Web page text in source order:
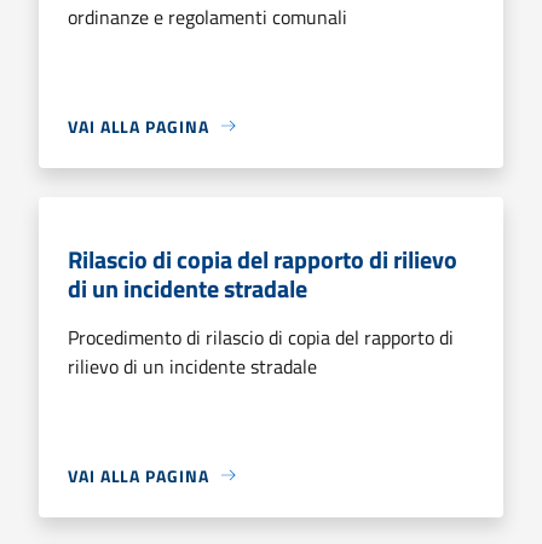
ordinanze e regolamenti comunali
VAI ALLA PAGINA
Rilascio di copia del rapporto di rilievo
di un incidente stradale
Procedimento di rilascio di copia del rapporto di
rilievo di un incidente stradale
VAI ALLA PAGINA